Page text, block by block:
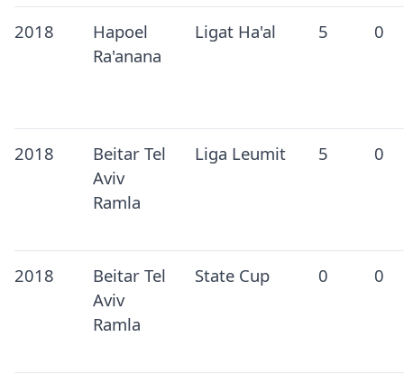
2018
Hapoel
Ra'anana
Ligat Ha'al 5 0
2018
Beitar Tel
Aviv
Ramla
Liga Leumit 5 0
2018
Beitar Tel
Aviv
Ramla
State Cup 0 0